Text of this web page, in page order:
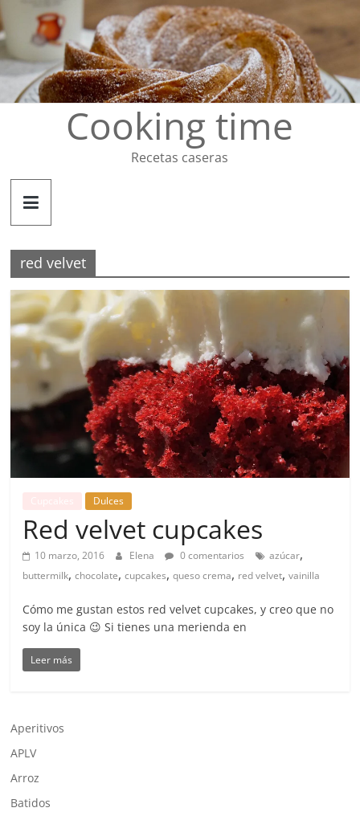
Saltar
al
contenido
Cooking time
Recetas caseras
red velvet
Dulces
Red velvet cupcakes
10 marzo, 2016 Elena 0 comentarios azúcar,
buttermilk,chocolate,cupcakes,queso crema, red velvet,vainilla
Cómo me gustan estos red velvet cupcakes, y creo que no
soy la única 😉 Si tienes una merienda en
Leer más
Aperitivos
APLV
Arroz
Batidos